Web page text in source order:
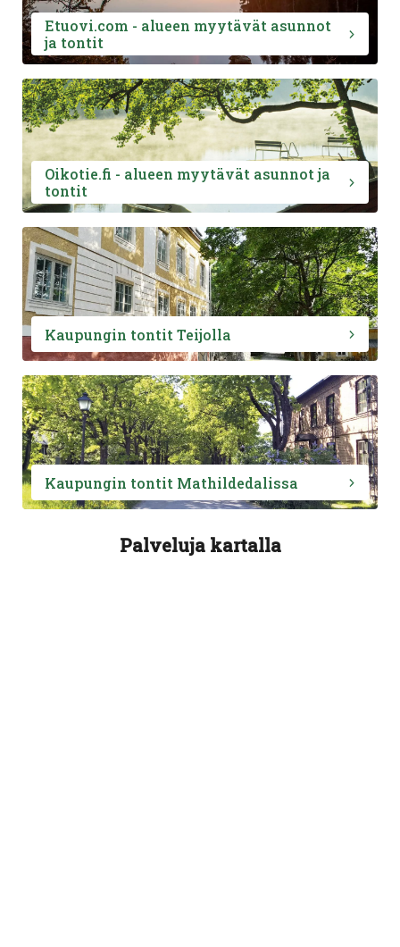
Etuovi.com - alueen myytävät asunnot
ja tontit
Oikotie.fi - alueen myytävät asunnot ja
tontit
Kaupungin tontit Teijolla
Kaupungin tontit Mathildedalissa
Palveluja kartalla